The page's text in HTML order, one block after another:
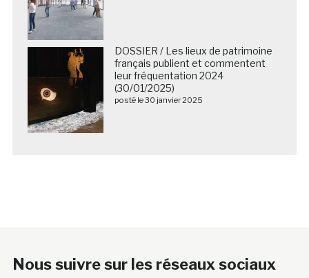
DOSSIER / Les lieux de patrimoine
français publient et commentent
leur fréquentation 2024
(30/01/2025)
posté le 30 janvier 2025
Nous suivre sur les réseaux sociaux